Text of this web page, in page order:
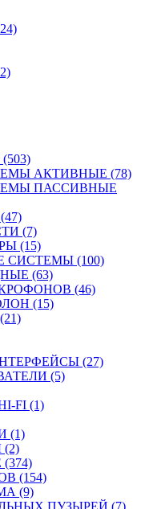
АКТИВНЫЕ (78)
ПАССИВНЫЕ
(7)
(15)
(100)
(63)
(46)
(15)
(27)
(5)
FI (1)
(1)
(154)
(9)
ПУЗЫРЕЙ (7)